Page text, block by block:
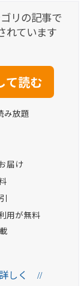
リの記事で
れています
み放題
届け
用が無料
しく //